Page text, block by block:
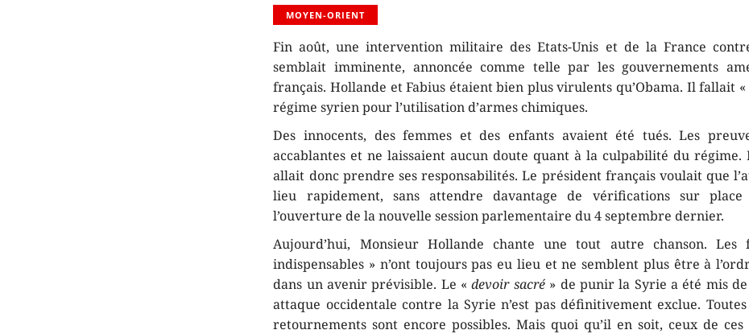
MOYEN-ORIENT
Fin août, une intervention militaire des Etats-Unis et de la France
semblait imminente, annoncée comme telle par les gouvernements
français. Hollande et Fabius étaient bien plus virulents qu’Obama. Il fallait
régime syrien pour l’utilisation d’armes chimiques.
Des innocents, des femmes et des enfants avaient été tués. Les
accablantes et ne laissaient aucun doute quant à la culpabilité du régime.
allait donc prendre ses responsabilités. Le président français voulait que
lieu rapidement, sans attendre davantage de vérifications sur
l’ouverture de la nouvelle session parlementaire du 4 septembre dernier.
Aujourd’hui, Monsieur Hollande chante une tout autre chanson. Les
indispensables » n’ont toujours pas eu lieu et ne semblent plus être à
dans un avenir prévisible. Le «devoir sacré» de punir la Syrie a été mis de
attaque occidentale contre la Syrie n’est pas définitivement exclue.
retournements sont encore possibles. Mais quoi qu’il en soit, ceux de